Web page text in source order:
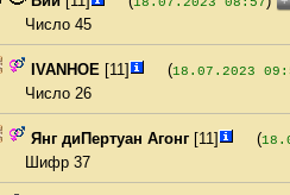
Число 45
IVANHOE [11] (18.07.2023
Число 26
Янг диПертуан Агонг[11] (
Шифр 37